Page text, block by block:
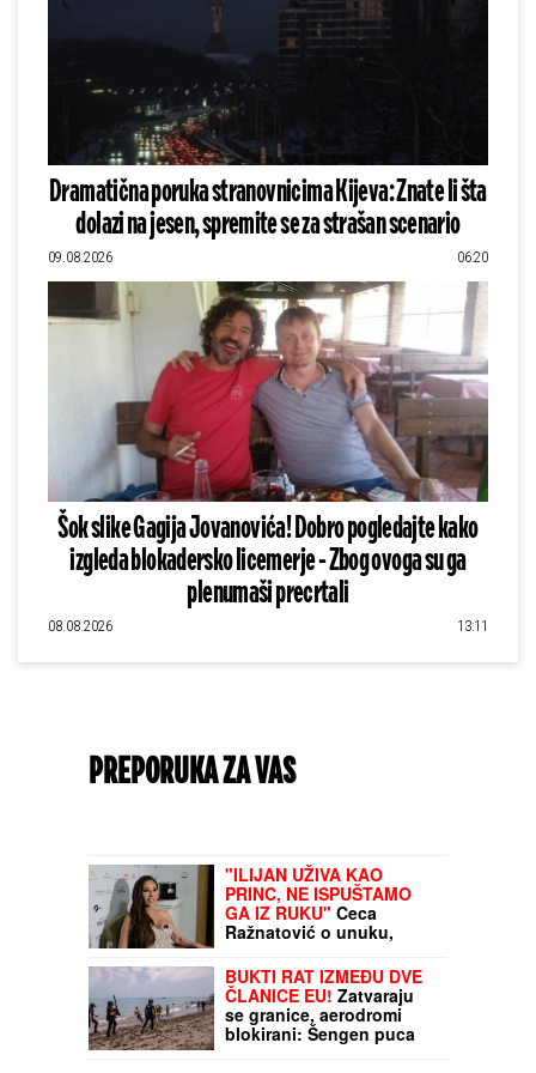
Dramatična poruka stranovnicima Kijeva: Znate li šta
dolazi na jesen, spremite se za strašan scenario
09.08.2026 06:20
Šok slike Gagija Jovanovića! Dobro pogledajte kako
izgleda blokadersko licemerje - Zbog ovoga su ga
plenumaši precrtali
08.08.2026 13:11
PREPORUKA ZA VAS